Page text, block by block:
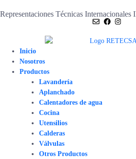
Representaciones Técnicas Internacionales
Inicio
Nosotros
Productos
Lavandería
Aplanchado
Calentadores de agua
Cocina
Utensilios
Calderas
Válvulas
Otros Productos